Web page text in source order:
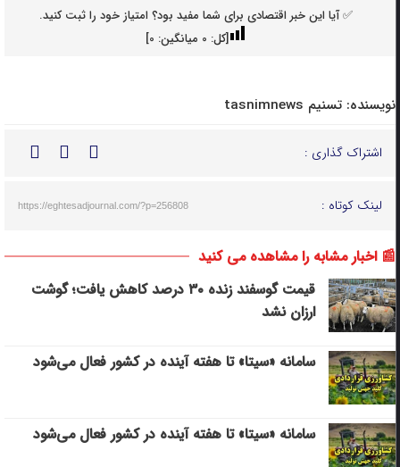
✅ آیا این خبر اقتصادی برای شما مفید بود؟ امتیاز خود را ثبت کنید.
[کل: 0میانگین: 0
]
نویسنده: تسنیم tasnimnews
اشتراک گذاری :
لینک کوتاه : https://eghtesadjournal.com/?p=256808
📰 اخبار مشابه را مشاهده می کنید
قیمت گوسفند زنده ۳۰ درصد کاهش یافت؛ گوشت
ارزان نشد
سامانه «سیتا» تا هفته آینده در کشور فعال می‌شود
سامانه «سیتا» تا هفته آینده در کشور فعال می‌شود